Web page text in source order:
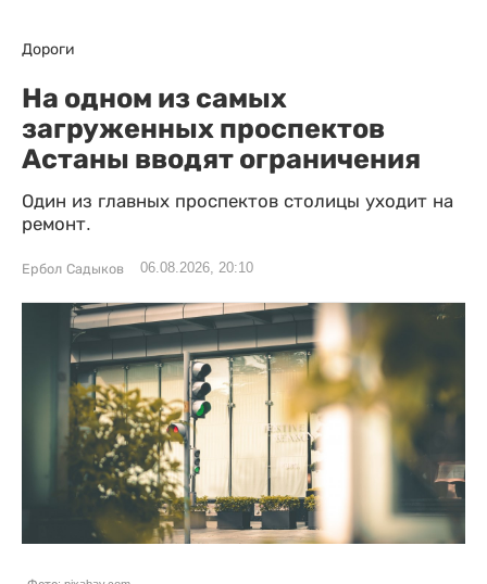
Дороги
На одном из самых
загруженных проспектов
Астаны вводят ограничения
Один из главных проспектов столицы уходит на
ремонт.
Ербол Садыков 06.08.2026, 20:10